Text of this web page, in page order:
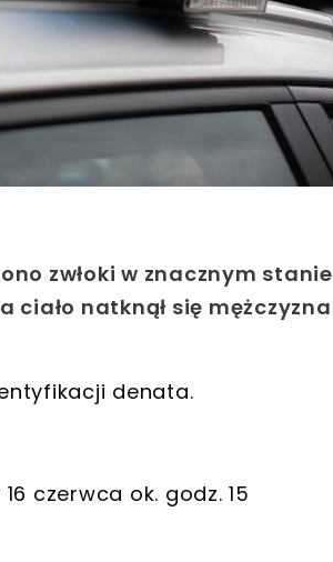
zwłoki w znacznym stanie
ciało natknął się mężczyzna
denata.
16 czerwca ok. godz. 15